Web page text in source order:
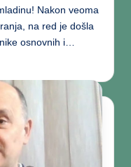
Nakon veoma
na red je došla
osnovnih i…